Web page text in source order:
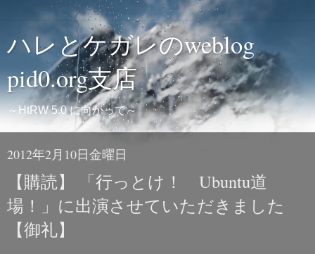
ハレとケガレのweblog
pid0.org支店
～HtRW 5.0 に向かって～
2012年2月10日金曜日
【購読】 「行っとけ！ Ubuntu道
場！」に出演させていただきました
【御礼】